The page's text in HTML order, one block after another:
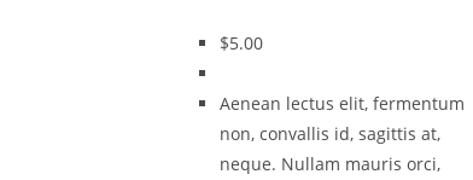
$5.00
Aenean lectus elit, fermentum
non, convallis id, sagittis at,
neque. Nullam mauris orci,